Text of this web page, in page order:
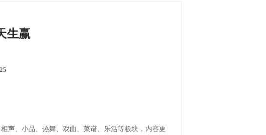
生赢
声、小品、热舞、戏曲、菜谱、乐活等板块，内容更